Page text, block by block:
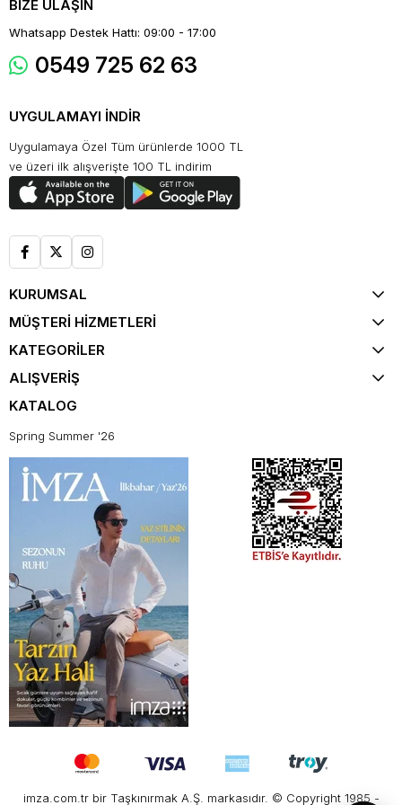
BİZE ULAŞIN
Whatsapp Destek Hattı: 09:00 - 17:00
0549 725 62 63
UYGULAMAYI İNDİR
Uygulamaya Özel Tüm ürünlerde 1000 TL
ve üzeri ilk alışverişte 100 TL indirim
KURUMSAL
MÜŞTERİ HİZMETLERİ
KATEGORİLER
ALIŞVERİŞ
KATALOG
Spring Summer '26
imza.com.tr bir Taşkınırmak A.Ş. markasıdır. © Copyright 1985 -